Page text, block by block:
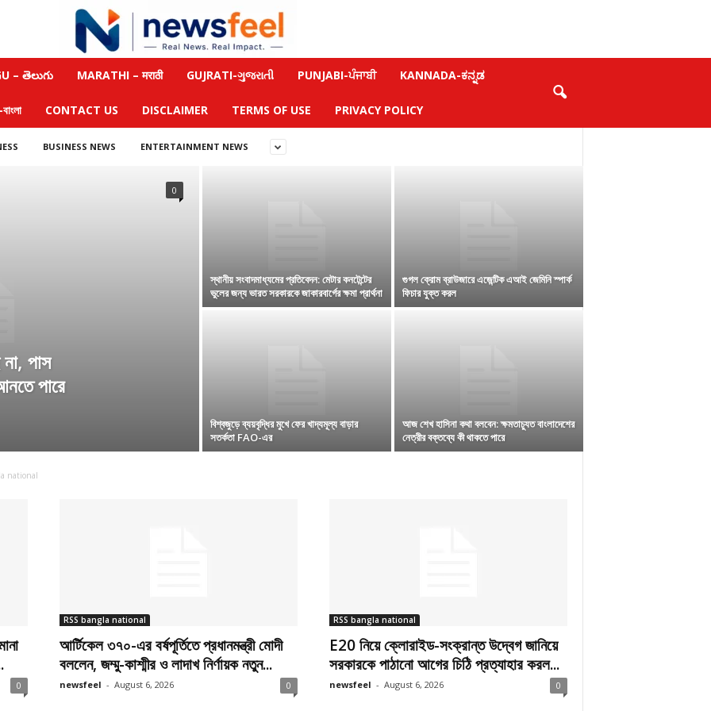
– తెలుగు MARATHI – मराठी GUJRATI-ગુજરાતી PUNJABI-ਪੰਜਾਬੀ KANNADA-ಕನ್ನಡ
CONTACT US DISCLAIMER TERMS OF USE PRIVACY POLICY
BUSINESS NEWS ENTERTAINMENT NEWS
না, পাস
পারে
0
স্থানীয় সংবাদমাধ্যমের প্রতিবেদন: মেটার কনটেন্টের
ভুলের জন্য ভারত সরকারকে জাকারবার্গের ক্ষমা প্রার্থনা
গুগল ক্রোম ব্রাউজারে এজেন্টিক এআই জেমিনি স্পার্ক
ফিচার যুক্ত করল
বিশ্বজুড়ে ব্যয়বৃদ্ধির মুখে ফের খাদ্যমূল্য বাড়ার
সতর্কতা FAO-এর
আজ শেখ হাসিনা কথা বলবেন: ক্ষমতাচ্যুত বাংলাদেশের
নেত্রীর বক্তব্যে কী থাকতে পারে
national
0
RSS bangla national
আর্টিকেল ৩৭০-এর বর্ষপূর্তিতে প্রধানমন্ত্রী মোদী
বললেন, জম্মু-কাশ্মীর ও লাদাখ নির্ণায়ক নতুন...
newsfeel - August 6, 2026 0
RSS bangla national
E20 নিয়ে ক্লোরাইড-সংক্রান্ত উদ্বেগ জানিয়ে
সরকারকে পাঠানো আগের চিঠি প্রত্যাহার করল...
newsfeel - August 6, 2026 0